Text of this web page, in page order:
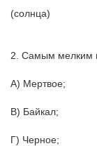
(солнца)
2. Самым мелким
А) Мертвое;
В) Байкал;
Г) Черное;